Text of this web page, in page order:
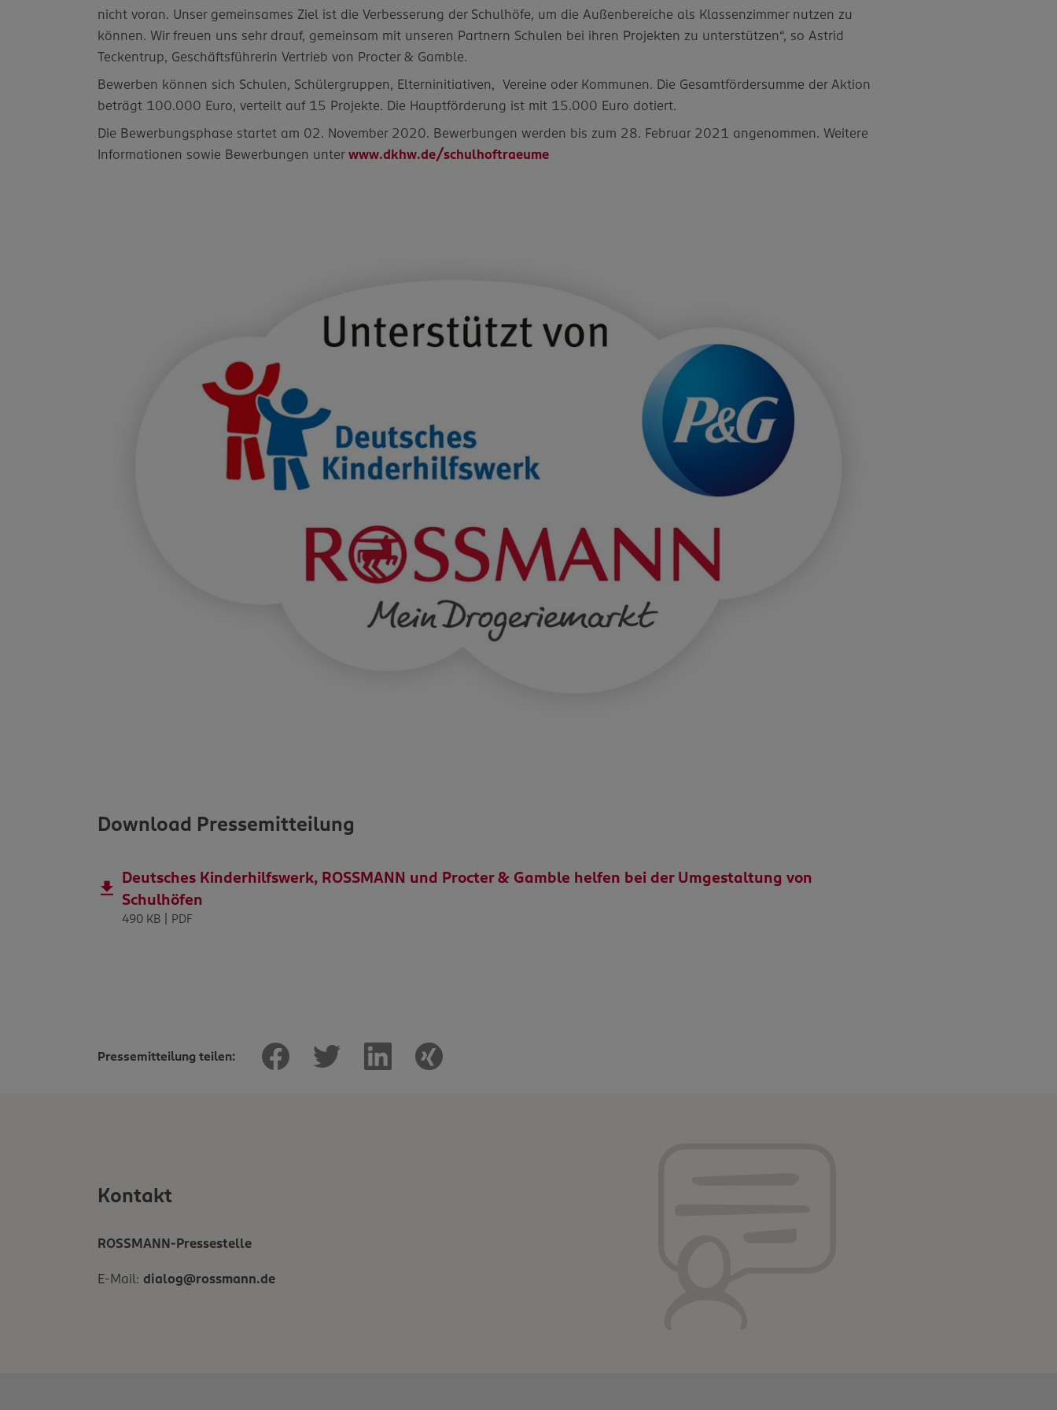
nicht voran. Unser gemeinsames Ziel ist die Verbesserung der Schulhöfe, um die Außenbereiche als Klassenzimmer nutzen zu
können. Wir freuen uns sehr drauf, gemeinsam mit unseren Partnern Schulen bei ihren Projekten zu unterstützen“, so Astrid
Teckentrup, Geschäftsführerin Vertrieb von Procter & Gamble.
Bewerben können sich Schulen, Schülergruppen, Elterninitiativen, Vereine oder Kommunen. Die Gesamtfördersumme der Aktion
beträgt 100.000 Euro, verteilt auf 15 Projekte. Die Hauptförderung ist mit 15.000 Euro dotiert.
Die Bewerbungsphase startet am 02. November 2020. Bewerbungen werden bis zum 28. Februar 2021 angenommen. Weitere
Informationen sowie Bewerbungen unterwww.dkhw.de/schulhoftraeume
Download Pressemitteilung
Deutsches Kinderhilfswerk, ROSSMANN und Procter & Gamble helfen bei der Umgestaltung von
Schulhöfen
490 KB | PDF
Pressemitteilung teilen:
Kontakt
ROSSMANN-Pressestelle
E-Mail:dialog@rossmann.de